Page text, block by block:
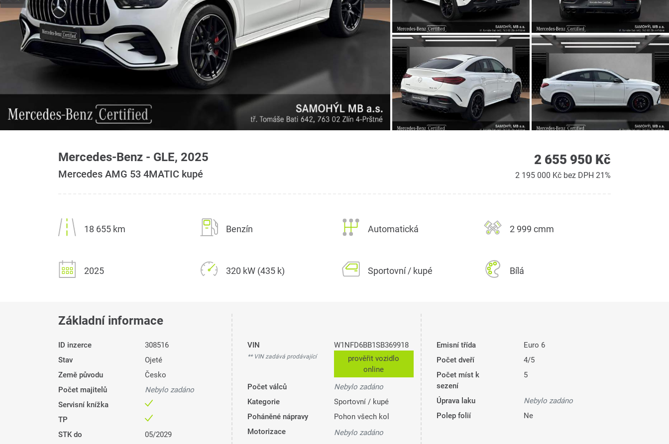
Mercedes-Benz - GLE, 2025
Mercedes AMG 53 4MATIC kupé
2 655 950 Kč
2 195 000 Kč bez DPH 21%
18 655 km Benzín Automatická 2 999 cmm
2025 320 kW (435 k) Sportovní / kupé Bílá
Základní informace
ID inzerce
308516
Stav
Ojeté
Země původu
Česko
Počet majitelů
Nebylo zadáno
Servisní knížka
TP
STK do
05/2029
VIN
** VIN zadává prodávající
W1NFD6BB1SB369918
prověřit vozidlo
online
Počet válců
Nebylo zadáno
Kategorie
Sportovní / kupé
Poháněné nápravy
Pohon všech kol
Motorizace
Nebylo zadáno
Emisní třída
Euro 6
Počet dveří
4/5
Počet míst k
sezení
5
Úprava laku
Nebylo zadáno
Polep folií
Ne